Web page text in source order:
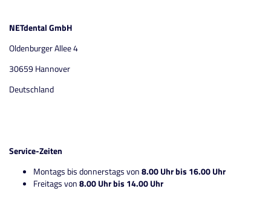
NETdental GmbH
Oldenburger Allee 4
30659 Hannover
Deutschland
Service-Zeiten
Montags bis donnerstags von8.00 Uhr bis 16.00 Uhr
Freitags von8.00 Uhr bis 14.00 Uhr